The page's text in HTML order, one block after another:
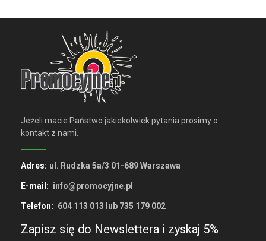
Jeżeli macie Państwo jakiekolwiek pytania prosimy o
kontakt z nami.
Adres: ul. Rudzka 5a/3 01-689 Warszawa
E-mail: info@promocyjne.pl
Telefon: 604 113 013 lub 735 179 002
Zapisz się do Newslettera i zyskaj 5%